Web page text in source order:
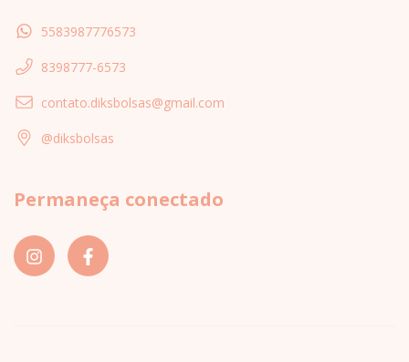
5583987776573
8398777-6573
contato.diksbolsas@gmail.com
@diksbolsas
Permaneça conectado